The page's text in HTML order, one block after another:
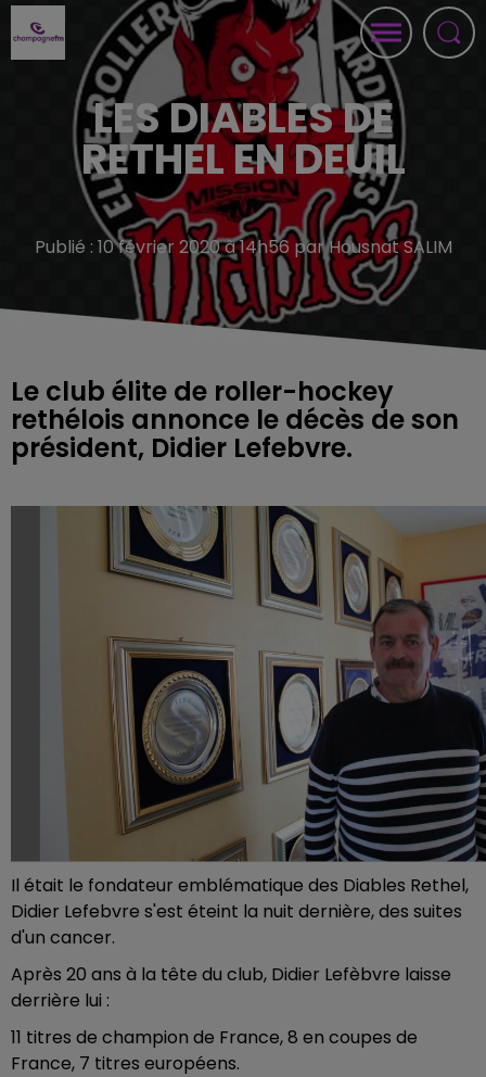
LES DIABLES DE
RETHEL EN DEUIL
Publié : 10 février 2020 à 14h56 par Housnat SALIM
Le club élite de roller-hockey
rethélois annonce le décès de son
président, Didier Lefebvre.
Il était le fondateur emblématique des Diables Rethel,
Didier Lefebvre s'est éteint la nuit dernière, des suites
d'un cancer.
Après 20 ans à la tête du club, Didier Lefèbvre laisse
derrière lui :
11 titres de champion de France, 8 en coupes de
France, 7 titres européens.